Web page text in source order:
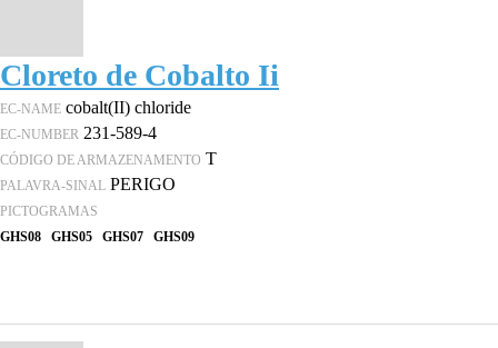
Cloreto de Cobalto Ii
EC-NAME cobalt(II) chloride
EC-NUMBER 231-589-4
CÓDIGO DE ARMAZENAMENTO T
PALAVRA-SINAL PERIGO
PICTOGRAMAS
GHS08
GHS05 GHS07 GHS09